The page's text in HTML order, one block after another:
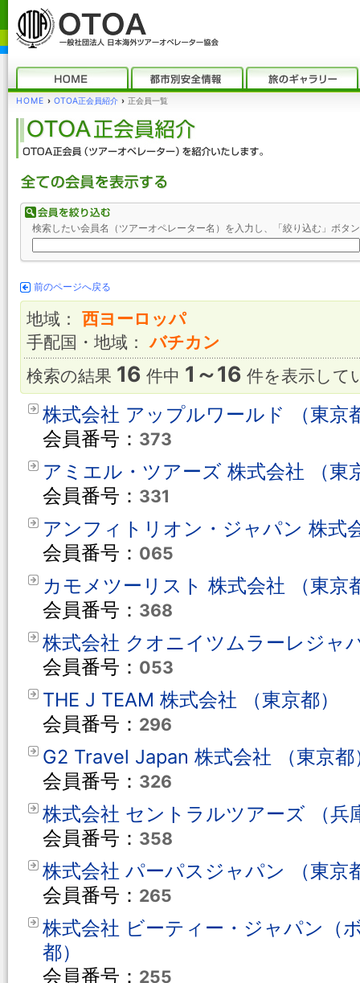
HOME › OTOA正会員紹介 › 正会員一覧
検索したい会員名（ツアーオペレーター名）を入力し、「絞り込む」ボタ
前のページへ戻る
地域： 西ヨーロッパ
手配国・地域：バチカン
検索の結果 16 件中 1～16 件を表示して
株式会社 アップルワールド （東京
会員番号： 373
アミエル・ツアーズ 株式会社 （東
会員番号： 331
アンフィトリオン・ジャパン 株式
会員番号： 065
カモメツーリスト 株式会社 （東京
会員番号： 368
株式会社 クオニイツムラーレジャ
会員番号： 053
THE J TEAM 株式会社 （東京都）
会員番号： 296
G2 Travel Japan 株式会社 （東京都
会員番号： 326
株式会社 セントラルツアーズ （兵
会員番号： 358
株式会社 パーパスジャパン （東京
会員番号： 265
株式会社 ビーティー・ジャパン（
都）
会員番号： 255